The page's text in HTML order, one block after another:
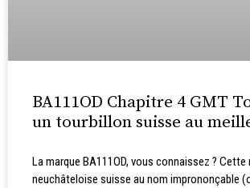
BA111OD Chapitre 4 GMT
un tourbillon suisse au
La marque BA111OD, vous connaissez ? Cette
neuchâteloise suisse au nom imprononçable